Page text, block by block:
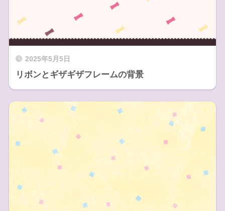
2025年5月5日
リボンとギザギザフレームの背景